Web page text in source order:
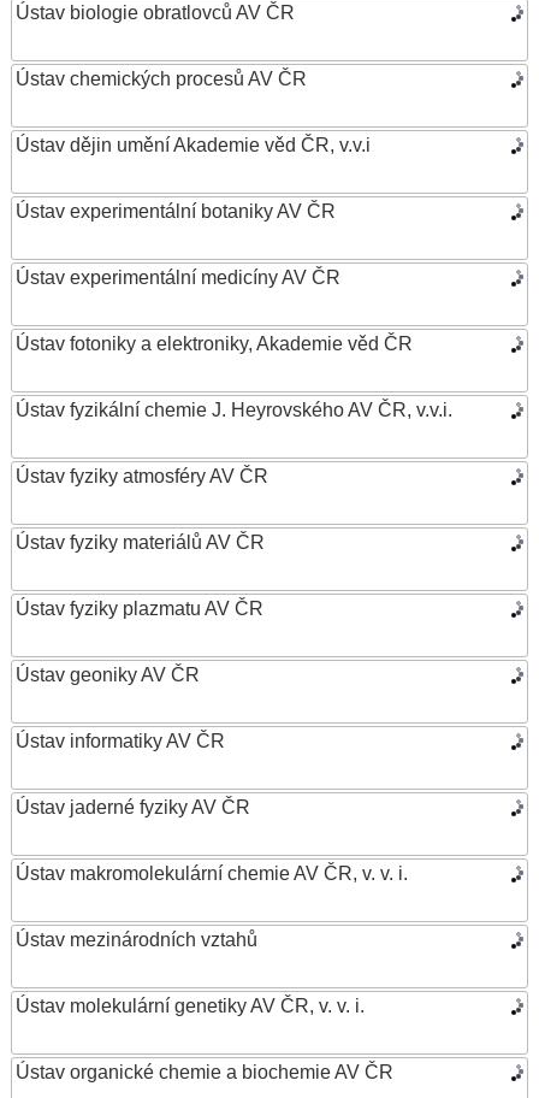
Ústav biologie obratlovců AV ČR
Ústav chemických procesů AV ČR
Ústav dějin umění Akademie věd ČR, v.v.i
Ústav experimentální botaniky AV ČR
Ústav experimentální medicíny AV ČR
Ústav fotoniky a elektroniky, Akademie věd ČR
Ústav fyzikální chemie J. Heyrovského AV ČR, v.v.i.
Ústav fyziky atmosféry AV ČR
Ústav fyziky materiálů AV ČR
Ústav fyziky plazmatu AV ČR
Ústav geoniky AV ČR
Ústav informatiky AV ČR
Ústav jaderné fyziky AV ČR
Ústav makromolekulární chemie AV ČR, v. v. i.
Ústav mezinárodních vztahů
Ústav molekulární genetiky AV ČR, v. v. i.
Ústav organické chemie a biochemie AV ČR